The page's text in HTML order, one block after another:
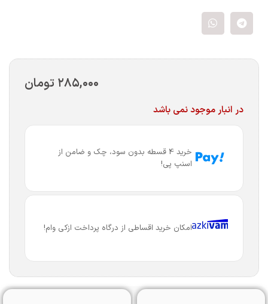
۲۸۵,۰۰۰ تومان
در انبار موجود نمی باشد
خرید 4 قسطه بدون سود، چک و ضامن از
اسنپ پی!
امکان خرید اقساطی از درگاه پرداخت ازکی وام!